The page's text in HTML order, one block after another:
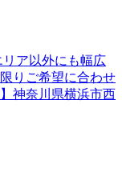
ア以外にも幅広
りご希望に合わせ
神奈川県横浜市西